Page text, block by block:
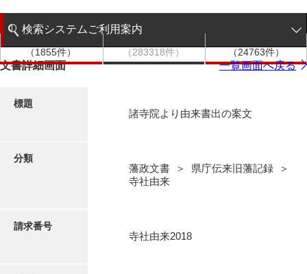
階層検索
写真・絵はがき
検索システムご利用案内
検索システムの利用について
（1855件）
（283318件）
（24763件）
文書詳細画面 一覧画面へ戻る
標題
諸寺院より由来書出の案文
分類
藩政文書 ＞ 県庁伝来旧藩記録 ＞
寺社由来
請求番号
寺社由来2018